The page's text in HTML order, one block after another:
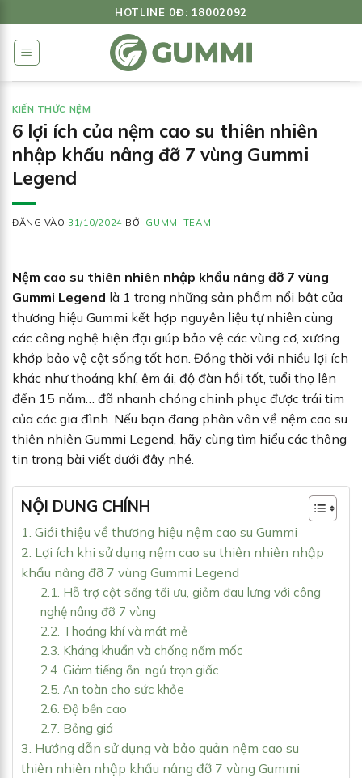
qua
dung
HOTLINE 0Đ: 18002092
KIẾN THỨC NỆM
6 lợi ích của nệm cao su thiên nhiên
nhập khẩu nâng đỡ 7 vùng Gummi
Legend
ĐĂNG VÀO 31/10/2024 BỞI GUMMI TEAM
Nệm cao su thiên nhiên nhập khẩu nâng đỡ 7 vùng
Gummi Legend là 1 trong những sản phẩm nổi bật của
thương hiệu Gummi kết hợp nguyên liệu tự nhiên cùng
các công nghệ hiện đại giúp bảo vệ các vùng cơ, xương
khớp bảo vệ cột sống tốt hơn. Đồng thời với nhiều lợi ích
khác như thoáng khí, êm ái, độ đàn hồi tốt, tuổi thọ lên
đến 15 năm… đã nhanh chóng chinh phục được trái tim
của các gia đình. Nếu bạn đang phân vân về nệm cao su
thiên nhiên Gummi Legend, hãy cùng tìm hiểu các thông
tin trong bài viết dưới đây nhé.
NỘI DUNG CHÍNH
1. Giới thiệu về thương hiệu nệm cao su Gummi
2. Lợi ích khi sử dụng nệm cao su thiên nhiên nhập
khẩu nâng đỡ 7 vùng Gummi Legend
2.1. Hỗ trợ cột sống tối ưu, giảm đau lưng với công
nghệ nâng đỡ 7 vùng
2.2. Thoáng khí và mát mẻ
2.3. Kháng khuẩn và chống nấm mốc
2.4. Giảm tiếng ồn, ngủ trọn giấc
2.5. An toàn cho sức khỏe
2.6. Độ bền cao
2.7. Bảng giá
3. Hướng dẫn sử dụng và bảo quản nệm cao su
thiên nhiên nhập khẩu nâng đỡ 7 vùng Gummi